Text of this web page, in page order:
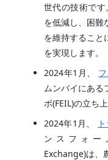
世代の技術で
を低減し、困難
を維持すること
を実現します。
2024年1月、
ムンバイにある
ボ(FEIL)の立ち
2024年1月、
ンスフォー
Exchange)は、